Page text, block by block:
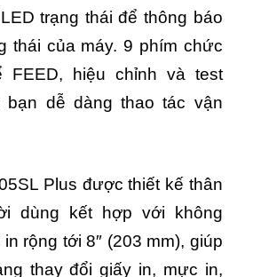
trạng thái để thông báo
thái của máy. 9 phím chức
FEED, hiệu chỉnh và test
bạn dễ dàng thao tác vận
Plus được thiết kế thân
dùng kết hợp với không
rộng tới 8″ (203 mm), giúp
thay đổi giấy in, mực in,